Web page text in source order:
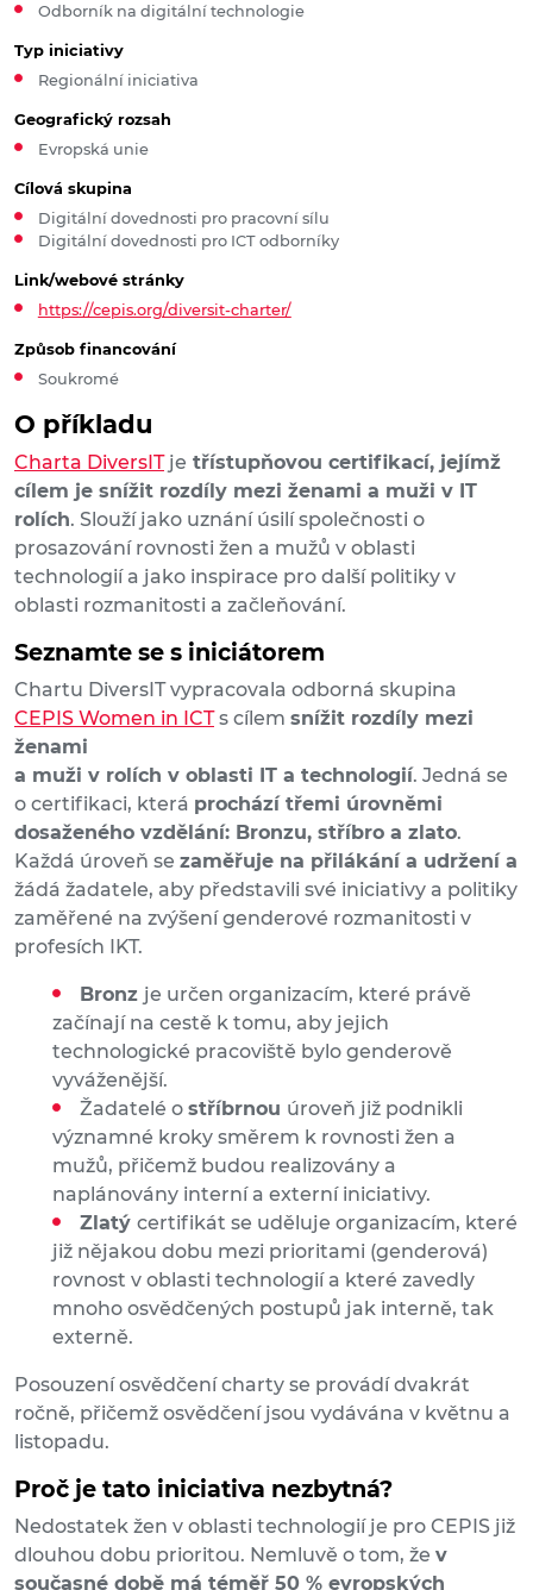
O příkladu
Charta DiversITje třístupňovou certifikací, jejímž
cílem je snížit rozdíly mezi ženami a muži v IT
rolích. Slouží jako uznání úsilí společnosti o
prosazování rovnosti žen a mužů v oblasti
technologií a jako inspirace pro další politiky v
oblasti rozmanitosti a začleňování.
Seznamte se s iniciátorem
Chartu DiversIT vypracovala odborná skupina
CEPIS Women in ICTs cílem snížit rozdíly mezi
ženami
a muži v rolích v oblasti IT a technologií. Jedná se
o certifikaci, která prochází třemi úrovněmi
dosaženého vzdělání: Bronzu, stříbro a zlato.
Každá úroveň se zaměřuje na přilákání a udržení a
žádá žadatele, aby představili své iniciativy a politiky
zaměřené na zvýšení genderové rozmanitosti v
profesích IKT.
Bronz je určen organizacím, které právě
začínají na cestě k tomu, aby jejich
technologické pracoviště bylo genderově
vyváženější.
Žadatelé o stříbrnou úroveň již podnikli
významné kroky směrem k rovnosti žen a
mužů, přičemž budou realizovány a
naplánovány interní a externí iniciativy.
Zlatý certifikát se uděluje organizacím, které
již nějakou dobu mezi prioritami (genderová)
rovnost v oblasti technologií a které zavedly
mnoho osvědčených postupů jak interně, tak
externě.
Posouzení osvědčení charty se provádí dvakrát
ročně, přičemž osvědčení jsou vydávána v květnu a
listopadu.
Proč je tato iniciativa nezbytná?
Nedostatek žen v oblasti technologií je pro CEPIS již
dlouhou dobu prioritou. Nemluvě o tom, že v
současné době má téměř 50 % evropských
Odborník na digitální technologie
Typ iniciativy
Regionální iniciativa
Geografický rozsah
Evropská unie
Cílová skupina
Digitální dovednosti pro pracovní sílu
Digitální dovednosti pro ICT odborníky
Link/webové stránky
https://cepis.org/diversit-charter/
Způsob financování
Soukromé